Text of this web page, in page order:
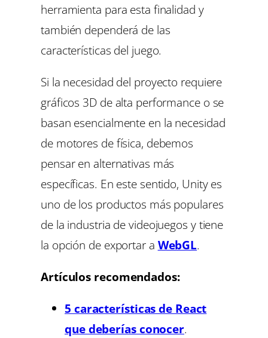
herramienta para esta finalidad y
también dependerá de las
características del juego.
Si la necesidad del proyecto requiere
gráficos 3D de alta performance o se
basan esencialmente en la necesidad
de motores de física, debemos
pensar en alternativas más
específicas. En este sentido, Unity es
uno de los productos más populares
de la industria de videojuegos y tiene
la opción de exportar a WebGL.
Artículos recomendados:
5 características de React
que deberías conocer.